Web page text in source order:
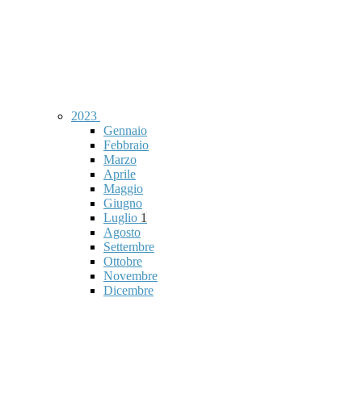
2023
Gennaio
Febbraio
Marzo
Aprile
Maggio
Giugno
Luglio 1
Agosto
Settembre
Ottobre
Novembre
Dicembre